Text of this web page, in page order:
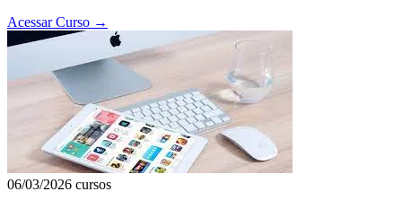
Acessar Curso →
06/03/2026 cursos